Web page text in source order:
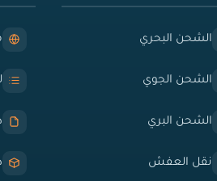
الشحن البحري
الشحن الجوي
الشحن البري
نقل العفش